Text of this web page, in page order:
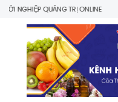
NGHIỆP QUẢNG TRỊ ONLINE